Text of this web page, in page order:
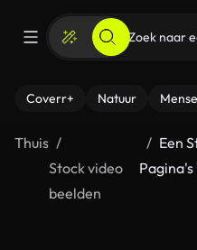
Coverr+ Natuur
Thuis
Stock video
beelden
Een